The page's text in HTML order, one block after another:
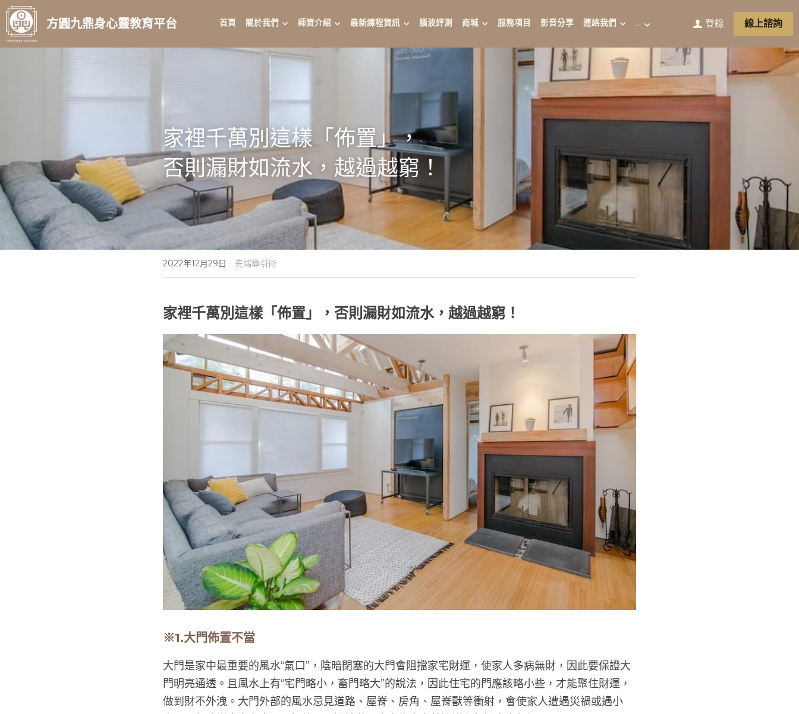
方圓九鼎身心靈教育平台 首頁 關於我們 師資介紹 最新課程資訊 腦波評測 商城 服務項目 影音分享 連絡我們 … 登錄 線上諮詢
家裡千萬別這樣「佈置」，
否則漏財如流水，越過越窮！
2022年12月29日 · 先端導引術
家裡千萬別這樣「佈置」，否則漏財如流水，越過越窮！
※1.大門佈置不當
大門是家中最重要的風水“氣口”，陰暗閉塞的大門會阻擋家宅財運，使家人多病無財，因此要保證大
門明亮通透。且風水上有“宅門略小，畜門略大”的說法，因此住宅的門應該略小些，才能聚住財運，
做到財不外洩。大門外部的風水忌見道路、屋脊、房角、屋脊獸等衝射，會使家人遭遇災禍或遇小